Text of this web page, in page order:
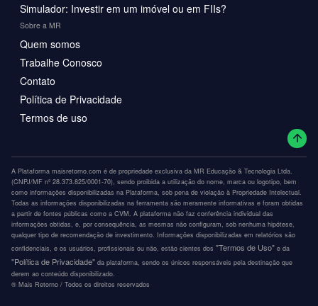
Simulador: Investir em um imóvel ou em FIIs?
Sobre a MR
Quem somos
Trabalhe Conosco
Contato
Política de Privacidade
Termos de uso
A Plataforma maisretorno.com é de propriedade exclusiva da MR Educação & Tecnologia Ltda.
(CNPJ/MF nº 28.373.825/0001-70), sendo proibida a utilização do nome, marca ou logotipo, bem
como informações disponibilizadas na Plataforma, sob pena de violação à Propriedade Intelectual.
Todas as informações disponibilizadas na ferramenta são meramente informativas e foram obtidas
a partir de fontes públicas como a CVM. A plataforma não faz conferência individual das
informações obtidas, e, por consequência, as mesmas não configuram, sob nenhuma hipótese,
qualquer tipo de recomendação de investimento. Informações disponibilizadas em relatórios são
confidenciais, e os usuários, profissionais ou não, estão cientes dos "Termos de Uso" e da
"Política de Privacidade" da plataforma, sendo os únicos responsáveis pela destinação que
derem ao conteúdo disponibilizado.
®️ Mais Retorno / Todos os direitos reservados